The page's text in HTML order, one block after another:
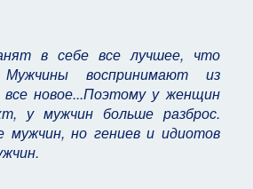
в себе все лучшее, что
воспринимают из
новое...Поэтому у женщин
у мужчин больше разброс.
но гениев и идиотов